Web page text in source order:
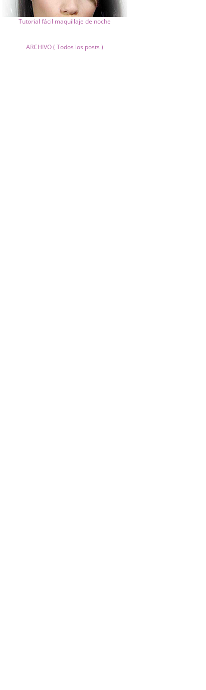
Tutorial fácil maquillaje de noche
ARCHIVO ( Todos los posts )